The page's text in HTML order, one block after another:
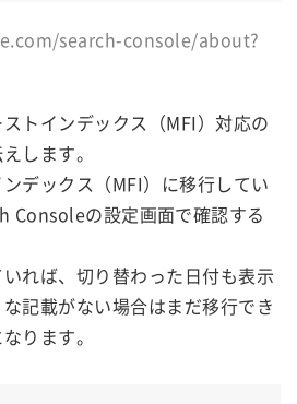
search-console/about?
トインデックス（MFI）対応の
します。
デックス（MFI）に移行してい
Consoleの設定画面で確認する
れば、切り替わった日付も表示
記載がない場合はまだ移行でき
ります。